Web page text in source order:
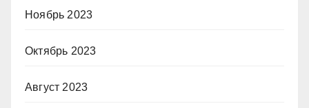
Ноябрь 2023
Октябрь 2023
Август 2023